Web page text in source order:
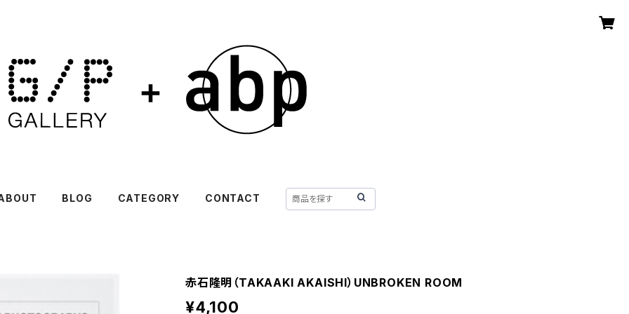
BLOG CATEGORY CONTACT
赤石隆明（TAKAAKI AKAISHI）UNBROKEN ROOM
¥4,100